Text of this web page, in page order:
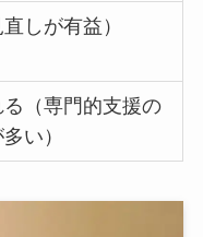
しが有益）
（専門的支援の
い）